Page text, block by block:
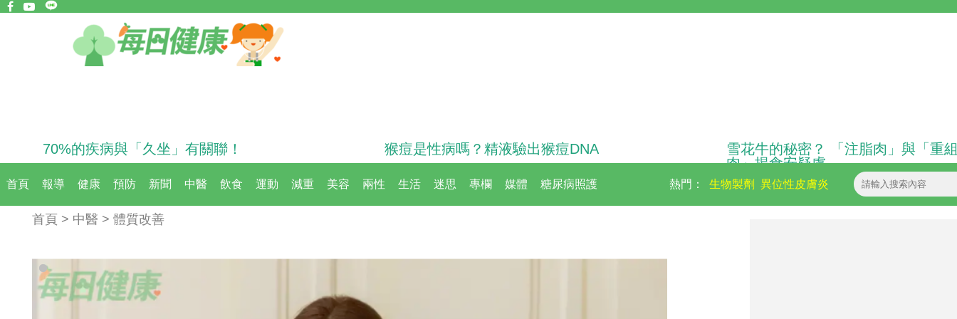
70%的疾病與「久坐」有關聯！ 猴痘是性病嗎？精液驗出猴痘DNA
雪花牛的秘密？ 「注脂肉」與「重
肉」揭食安疑慮
首頁 報導 健康 預防 新聞 中醫 飲食 運動 減重 美容 兩性 生活 迷思 專欄 媒體 糖尿病照護 異位性皮膚炎
生物製劑
熱門：
首頁 > 中醫 > 體質改善